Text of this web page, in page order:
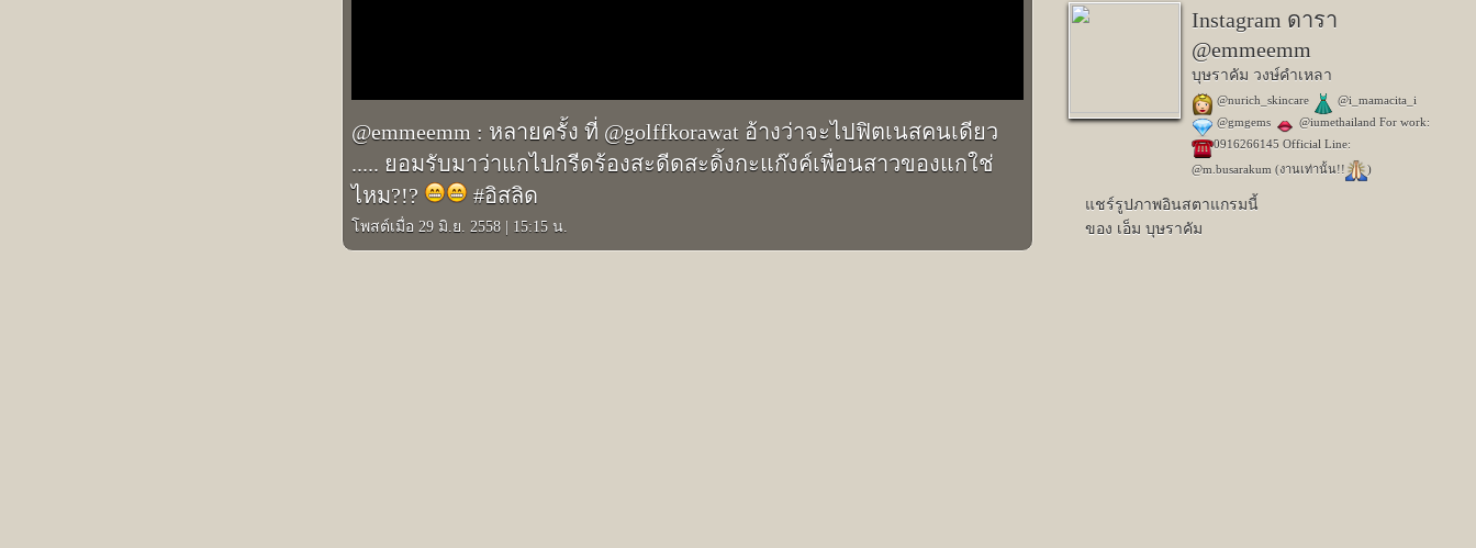
@emmeemm : หลายครั้ง ที่ @golffkorawat อ้างว่าจะไปฟิตเนสคนเดียว
..... ยอมรับมาว่าแกไปกรีดร้องสะดีดสะดิ้งกะแก๊งค์เพื่อนสาวของแกใช่
ไหม?!?
#อิสลิด
โพสต์เมื่อ 29 มิ.ย. 2558 15:15 น.
Instagram ดารา
@emmeemm
บุษราคัม วงษ์คำเหลา
@nurich_skincare
@i_mamacita_i
@gmgems
@iumethailand For work:
0916266145 Official Line:
@m.busarakum (งานเท่านั้น!!
)
แชร์รูปภาพอินสตาแกรมนี้
ของ เอ็ม บุษราคัม